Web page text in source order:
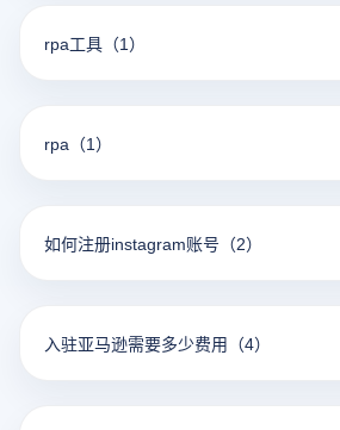
rpa工具 （1）
rpa （1）
如何注册instagram账号 （2）
入驻亚马逊需要多少费用 （4）